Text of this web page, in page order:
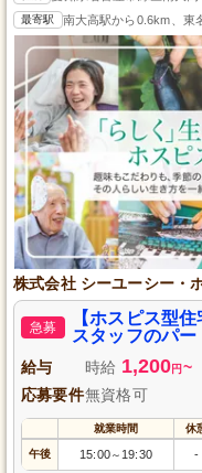
最寄駅 南大高駅から0.6km、東
株式会社 シーユーシー・
急募
【ホスピス型
スタッフのパ
給与 時給 1,200円 ~
応募要件無資格可
就業時間 休
午後 15:00～ 19:30 -